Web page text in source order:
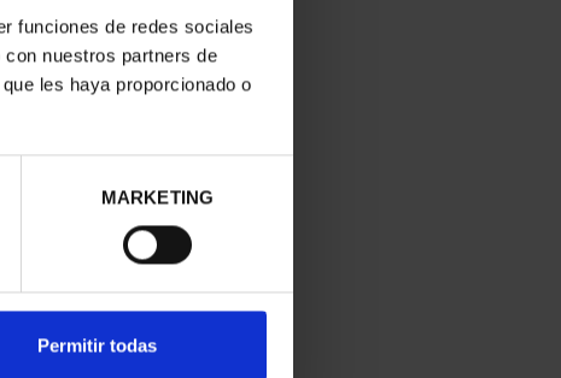
funciones de redes sociales
nuestros partners de
les haya proporcionado o
MARKETING
Permitir todas